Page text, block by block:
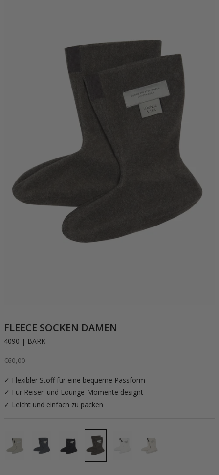
FLEECE SOCKEN DAMEN
4090 | BARK
Angebot
€60,00
✓ Flexibler Stoff für eine bequeme Passform
✓ Für Reisen und Lounge-Momente designt
✓ Leicht und einfach zu packen